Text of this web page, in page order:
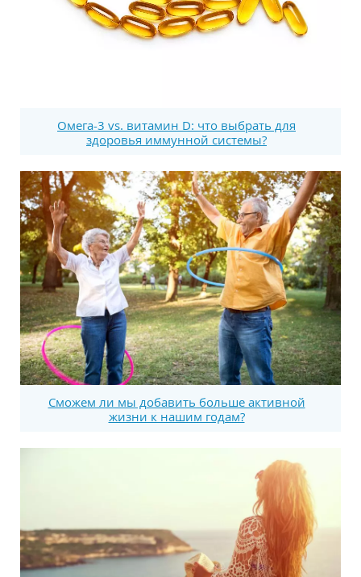
Омега-3 vs. витамин D: что выбрать для
здоровья иммунной системы?
Сможем ли мы добавить больше активной
жизни к нашим годам?